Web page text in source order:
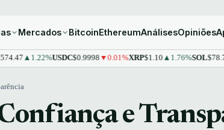
Mercados BitcoinEthereumAnálisesOpiniões
▲1.22%USDC$0.9998▼0.01%XRP$1.10▲1.76%SOL$78.72
e